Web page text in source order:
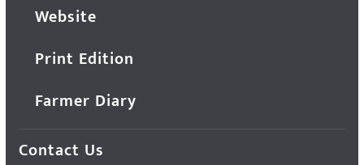
Website
Print Edition
Farmer Diary
Contact Us